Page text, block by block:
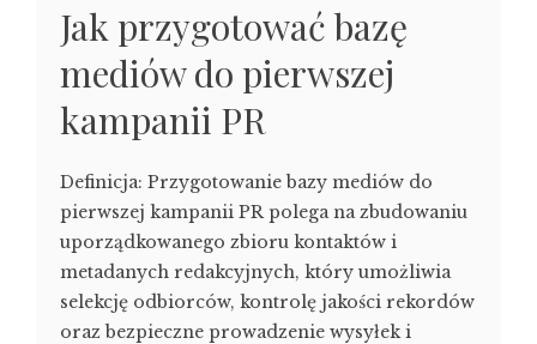
Jak przygotować bazę
mediów do pierwszej
kampanii PR
Definicja: Przygotowanie bazy mediów do
pierwszej kampanii PR polega na zbudowaniu
uporządkowanego zbioru kontaktów i
metadanych redakcyjnych, który umożliwia
selekcję odbiorców, kontrolę jakości rekordów
oraz bezpieczne prowadzenie wysyłek i